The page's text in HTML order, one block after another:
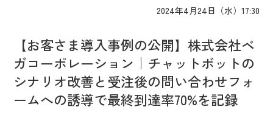
お役立ち資料
会社案内
採用情報
IR情報
2024年4月24日（水）17:30
【お客さま導入事例の公開】株式会社ベ
ガコーポレーション｜チャットボットの
シナリオ改善と受注後の問い合わせフォ
ームへの誘導で最終到達率70%を記録